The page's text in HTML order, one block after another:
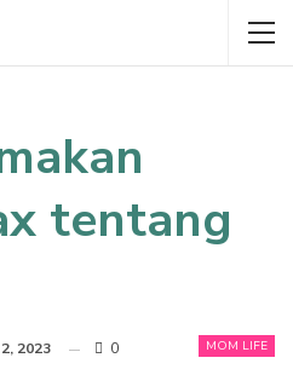
tentang
MOM LIFE
2023 0